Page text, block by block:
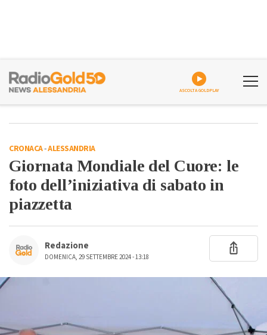
ASCOLTA GOLDPLAY
CRONACA-ALESSANDRIA
Giornata Mondiale del Cuore: le
foto dell’iniziativa di sabato in
piazzetta
Redazione
DOMENICA, 29 SETTEMBRE 2024 - 13:18